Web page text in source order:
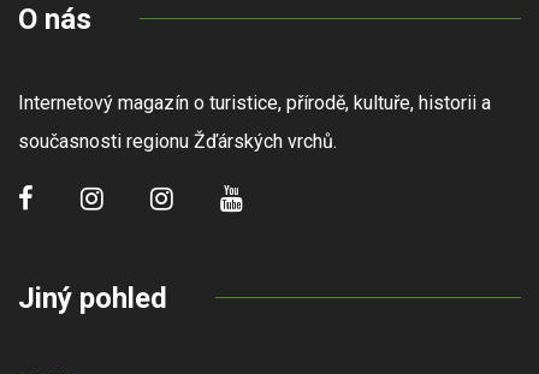
O nás
Internetový magazín o turistice, přírodě, kultuře, historii a
současnosti regionu Žďárských vrchů.
Jiný pohled